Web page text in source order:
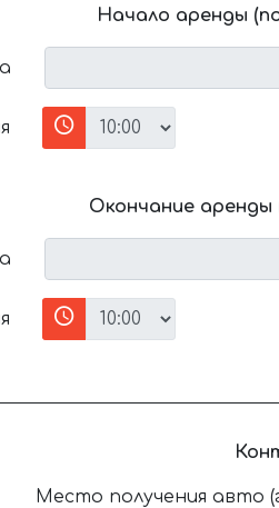
Начало аренды
Окончание
Место получения авто